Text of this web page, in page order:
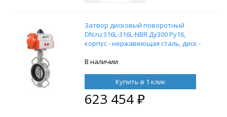
Затвор дисковый поворотный
DN.ru 316L-316L-NBR Ду300 Ру16,
корпус - нержавеющая сталь, диск -
NBR, с пневмоприводом DN.ru SA-
В наличии
Купить в 1 клик
623 454₽